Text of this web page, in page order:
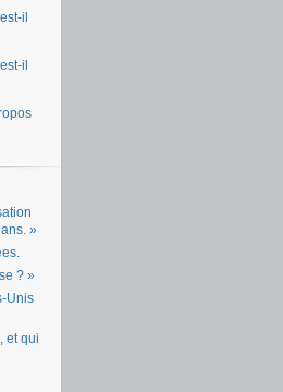
il
il
»
? »
Unis
et qui